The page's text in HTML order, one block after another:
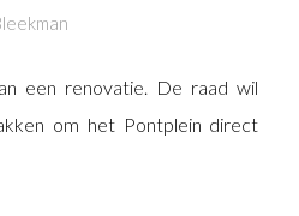
een renovatie. De raad wil
om het Pontplein direct